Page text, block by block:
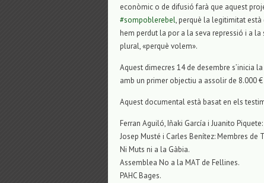
econòmic o de difusió farà que aquest
#sompoblerebel, perquè la legitimitat
hem perdut la por a la seva repressió i a
plural, «perquè volem».
Aquest dimecres 14 de desembre s’inicia la
amb un primer objectiu a assolir de 8.000
Aquest documental està basat en els
Ferran Aguiló, Iñaki García i Juanito
Josep Musté i Carles Benítez: Membres de
Ni Muts ni a la Gàbia.
Assemblea No a la MAT de Fellines.
PAHC Bages.